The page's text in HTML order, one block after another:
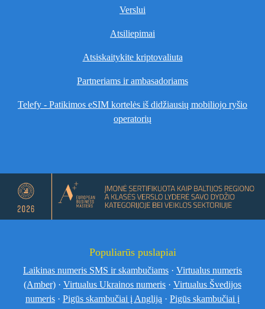
Verslui
Atsiliepimai
Atsiskaitykite kriptovaliuta
Partneriams ir ambasadoriams
Telefy - Patikimos eSIM kortelės iš didžiausių mobiliojo ryšio
operatorių
Populiarūs puslapiai
Laikinas numeris SMS ir skambučiams · Virtualus numeris
(Amber) · Virtualus Ukrainos numeris · Virtualus Švedijos
numeris · Pigūs skambučiai į Angliją · Pigūs skambučiai į